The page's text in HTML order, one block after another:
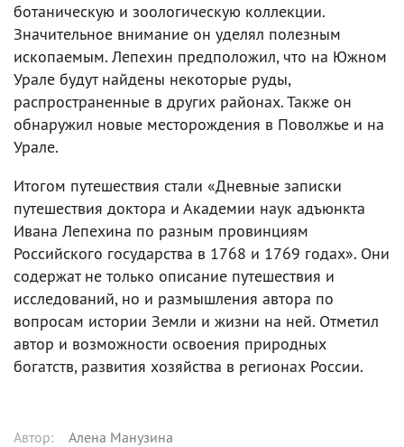
ботаническую и зоологическую коллекции.
Значительное внимание он уделял полезным
ископаемым. Лепехин предположил, что на Южном
Урале будут найдены некоторые руды,
распространенные в других районах. Также он
обнаружил новые месторождения в Поволжье и на
Урале.
Итогом путешествия стали «Дневные записки
путешествия доктора и Академии наук адъюнкта
Ивана Лепехина по разным провинциям
Российского государства в 1768 и 1769 годах». Они
содержат не только описание путешествия и
исследований, но и размышления автора по
вопросам истории Земли и жизни на ней. Отметил
автор и возможности освоения природных
богатств, развития хозяйства в регионах России.
Автор: Алена Манузина